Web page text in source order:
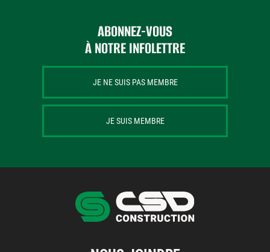
ABONNEZ-VOUS
À NOTRE INFOLETTRE
JE NE SUIS PAS MEMBRE
JE SUIS MEMBRE